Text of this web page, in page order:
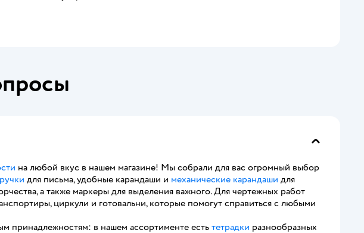
на любой вкус в нашем магазине! Мы собрали для вас огромный выбор
для письма, удобные карандаши и механические карандаши для
а также маркеры для выделения важного. Для чертежных работ
циркули и готовальни, которые помогут справиться с любыми
принадлежностям: в нашем ассортименте есть тетрадки разнообразных